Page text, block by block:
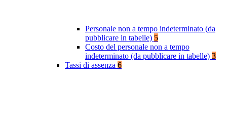
Personale non a tempo indeterminato (da
pubblicare in tabelle) 5
Costo del personale non a tempo
indeterminato (da pubblicare in tabelle) 3
Tassi di assenza 6